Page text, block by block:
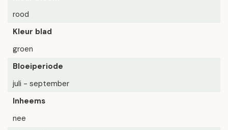
rood
Kleur blad
groen
Bloeiperiode
juli - september
Inheems
nee